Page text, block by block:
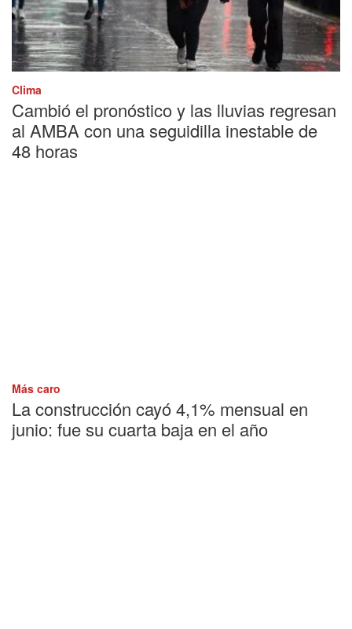
Clima
Cambió el pronóstico y las lluvias regresan
al AMBA con una seguidilla inestable de
48 horas
Más caro
La construcción cayó 4,1% mensual en
junio: fue su cuarta baja en el año